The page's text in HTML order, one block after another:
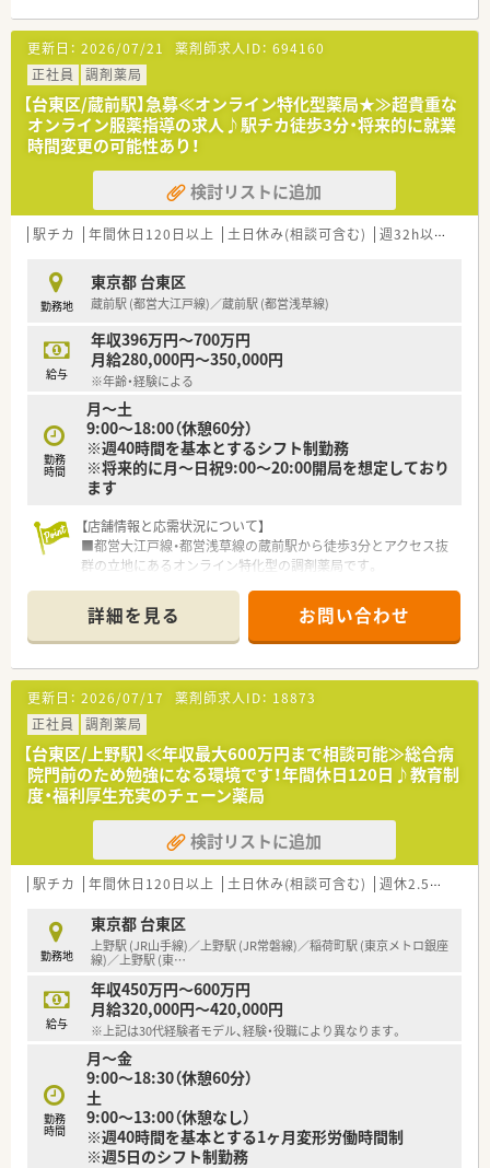
備！復帰したママさん薬剤師も多くいらっしゃいます！
更新日： 2026/07/21 薬剤師求人ID： 694160
正社員
調剤薬局
【台東区/蔵前駅】急募≪オンライン特化型薬局★≫超貴重な
オンライン服薬指導の求人♪駅チカ徒歩3分・将来的に就業
時間変更の可能性あり！
検討リストに追加
駅チカ 年間休日120日以上 土日休み(相談可含む) 週32h以上
勤務地
東京都 台東区
蔵前駅 (都営大江戸線)／蔵前駅 (都営浅草線)
給与
年収396万円～700万円
月給280,000円～350,000円
※年齢・経験による
勤務
時間
月～土
9:00～18:00（休憩60分）
※週40時間を基本とするシフト制勤務
※将来的に月～日祝9:00～20:00開局を想定しており
ます
【店舗情報と応需状況について】
■都営大江戸線・都営浅草線の蔵前駅から徒歩3分とアクセス抜
群の立地にあるオンライン特化型の調剤薬局です。
オンライン服薬指導を通じて全国の患者様へ対応しています。
【募集背景と求める人物像について】
■DXの新規事業として2024年2月にオープンしたオンライン特
化型薬局のため、長期的に活躍いただける正社員を定期採用して
います。
■現在の開局時間（月～土9:00～18:00）だけでなく、将来的な月
～日祝9:00～20:00の開局時間に対応可能な方を優先的に求めて
います。
■ICTに抵抗のない方や、新しいオンライン服薬指導のシステム
に積極的に関わりたいという意欲的な薬剤師を歓迎していま
す。
【法人特徴について】
■全国43都道府県に687店舗を展開し、病医院専門の経営コンサ
■健康サポート薬局の届出数も全国1位を誇り、地域医療への貢
献と「かかりつけ薬局・薬剤師」の実現を目指すビジョンを持って
います。
■医療機関の開業支援まで行うことで医薬連携を積極的に図っ
ており、医療機関との良好な関係性を構築しています。
【想定される業務内容】
■オンライン服薬指導に特化し、自社開発のヘルスケアアプリ
『タヨリス』を通じてビデオ通話で服薬指導に対応することが中
心業務です。
■オンライン服薬指導に付随する保険調剤や監査、在庫管理など
も重要な業務として担当していただきます。
■医薬品は郵送で配送するため、対面での接客とは異なる新しい
詳細を見る お問い合わせ
更新日： 2026/07/17 薬剤師求人ID： 18873
正社員
調剤薬局
【台東区/上野駅】≪年収最大600万円まで相談可能≫総合病
院門前のため勉強になる環境です！年間休日120日♪教育制
度・福利厚生充実のチェーン薬局
検討リストに追加
駅チカ 年間休日120日以上 土日休み(相談可含む) 週休2.5日以上
勤務地
東京都 台東区
上野駅 (JR山手線)／上野駅 (JR常磐線)／稲荷町駅 (東京メトロ銀座
線)／上野駅 (東…
給与
年収450万円～600万円
月給320,000円～420,000円
※上記は30代経験者モデル、経験・役職により異なります。
勤務
時間
月～金
9:00～18:30（休憩60分）
土
9:00～13:00（休憩なし）
※週40時間を基本とする1ヶ月変形労働時間制
※週5日のシフト制勤務